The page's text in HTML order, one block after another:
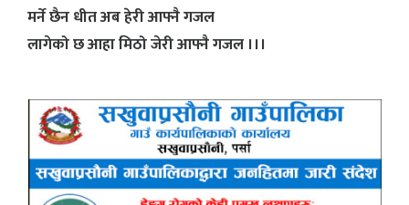
मर्ने छैन धीत अब हेरी आफ्नै गजल
लागेको छ आहा मिठो जेरी आफ्नै गजल ।।।